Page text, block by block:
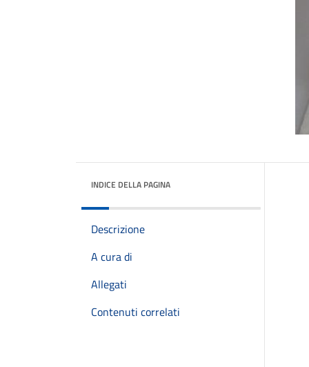
INDICE DELLA PAGINA
Descrizione
A cura di
Allegati
Contenuti correlati